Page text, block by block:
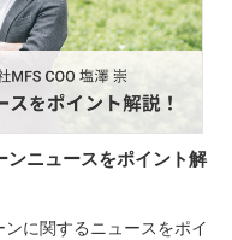
ンニュースをポイント解
に関するニュースをポイ